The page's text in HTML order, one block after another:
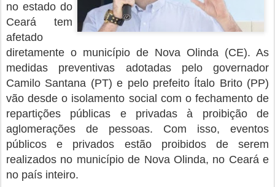
no estado do
Ceará tem
afetado
diretamente o município de Nova Olinda (CE). As
medidas preventivas adotadas pelo governador
Camilo Santana (PT) e pelo prefeito Ítalo Brito (PP)
vão desde o isolamento social com o fechamento de
repartições públicas e privadas à proibição de
aglomerações de pessoas. Com isso, eventos
públicos e privados estão proibidos de serem
realizados no município de Nova Olinda, no Ceará e
no país inteiro.